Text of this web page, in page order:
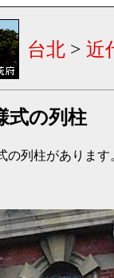
台北 > 近
式の列柱
の列柱がありま